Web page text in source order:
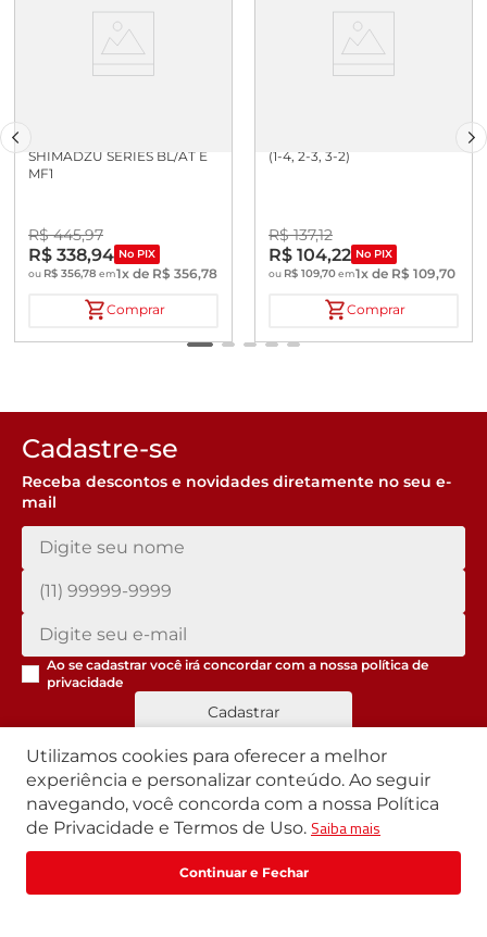
Fale com um especialista
SHIMADZU SERIES BL/AT E
MF1
R$ 445,97
R$ 338,94 No PIX
ou R$ 356,78 em1x de R$ 356,78
Comprar
(1-4, 2-3, 3-2)
R$ 137,12
R$ 104,22 No PIX
ou R$ 109,70em1x de R$ 109,70
Comprar
Cadastre-se
Receba descontos e novidades diretamente no seu e-
mail
Ao se cadastrar você irá concordar com a nossa política de
privacidade
Cadastrar
Segunda a Sexta | 07h42 às 17h30
Exceto feriados
WhatsApp:
Email:loja@marte.com.br
Utilizamos cookies para oferecer a melhor
experiência e personalizar conteúdo. Ao seguir
navegando, você concorda com a nossa Política
de Privacidade e Termos de Uso. Saiba mais